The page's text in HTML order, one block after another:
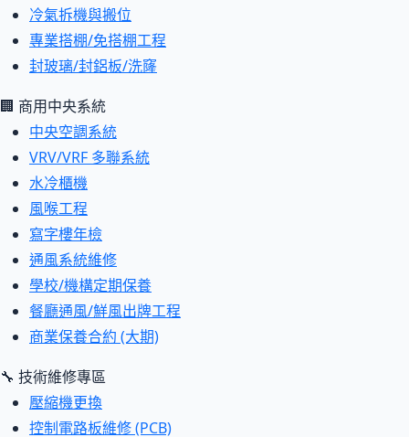
冷氣拆機與搬位
專業搭棚/免搭棚工程
封玻璃/封鋁板/洗窿
🏢 商用中央系統
中央空調系統
VRV/VRF 多聯系統
水冷櫃機
風喉工程
寫字樓年檢
通風系統維修
學校/機構定期保養
餐廳通風/鮮風出牌工程
商業保養合約 (大期)
🔧 技術維修專區
壓縮機更換
控制電路板維修 (PCB)